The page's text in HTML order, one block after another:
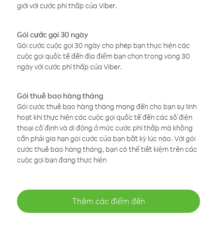
giới với cước phí thấp của Viber.
Gói cước gọi 30 ngày
Gói cước cuộc gọi 30 ngày cho phép bạn thực hiện các
cuộc gọi quốc tế đến địa điểm bạn chọn trong vòng 30
ngày với cước phí thấp của Viber.
Gói thuê bao hàng tháng
Gói cước thuê bao hàng tháng mang đến cho bạn sự linh
hoạt khi thực hiện các cuộc gọi quốc tế đến các số điện
thoại cố định và di động ở mức cước phí thấp mà không
cần phải gia hạn gói cước của bạn bất kỳ lúc nào. Với gói
cước thuê bao hàng tháng, bạn có thể tiết kiệm trên các
cuộc gọi bạn đang thực hiện
Thêm các điểm đến